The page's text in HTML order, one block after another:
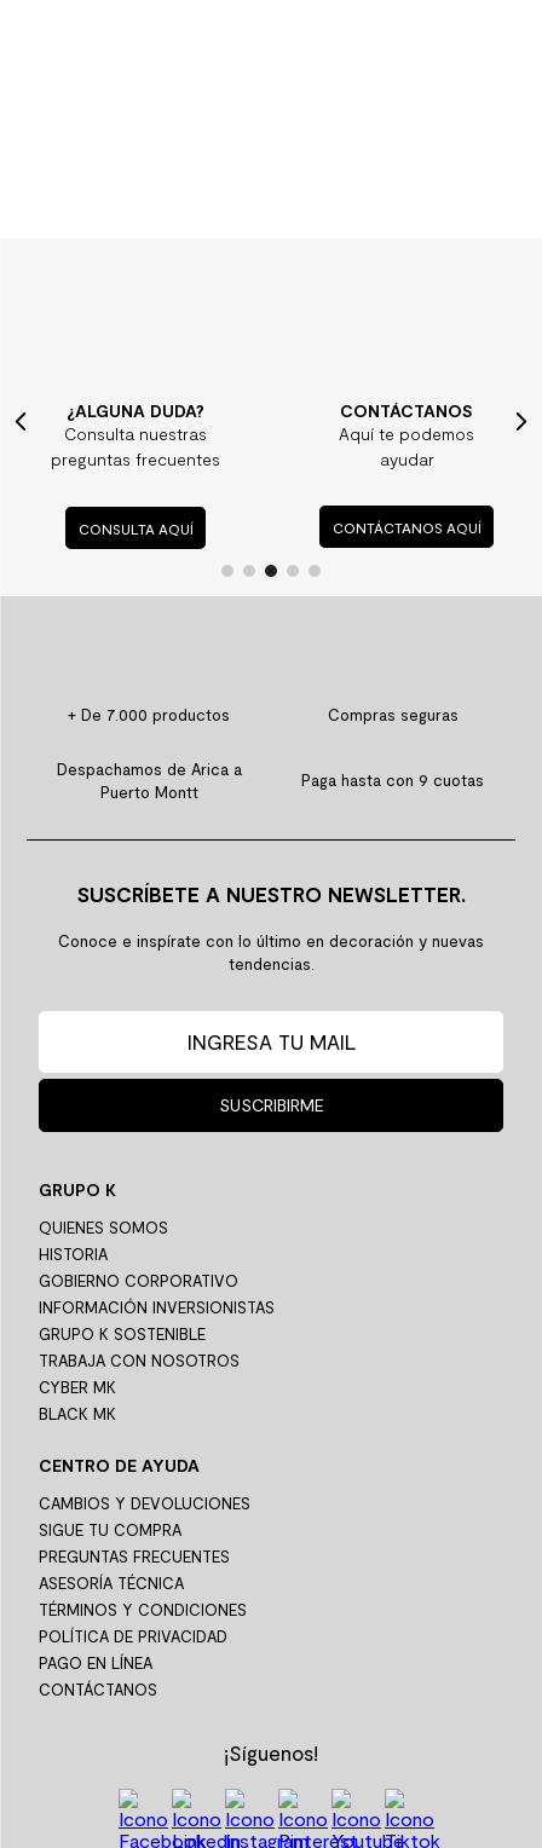
¿ALGUNA DUDA?
Consulta nuestras
preguntas frecuentes
CONSULTA AQUÍ
CONTÁCTANOS
Aquí te podemos
ayudar
CONTÁCTANOS AQUÍ
+ De 7.000 productos Compras seguras
Despachamos de Arica a
Puerto Montt
Paga hasta con 9 cuotas
SUSCRÍBETE A NUESTRO NEWSLETTER.
Conoce e inspírate con lo último en decoración y nuevas
tendencias.
SUSCRIBIRME
GRUPO K
QUIENES SOMOS
HISTORIA
GOBIERNO CORPORATIVO
INFORMACIÓN INVERSIONISTAS
GRUPO K SOSTENIBLE
TRABAJA CON NOSOTROS
CYBER MK
BLACK MK
CENTRO DE AYUDA
CAMBIOS Y DEVOLUCIONES
SIGUE TU COMPRA
PREGUNTAS FRECUENTES
ASESORÍA TÉCNICA
TÉRMINOS Y CONDICIONES
POLÍTICA DE PRIVACIDAD
PAGO EN LÍNEA
CONTÁCTANOS
¡Síguenos!